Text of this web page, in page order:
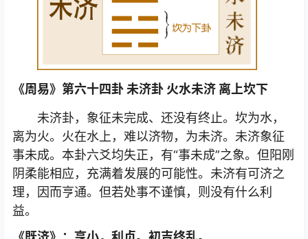
《周易》第六十四卦 未济卦 火水未济 离上坎下
未济卦，象征未完成、还没有终止。坎为水，
离为火。火在水上，难以济物，为未济。未济象征
事未成。本卦六爻均失正，有“事未成”之象。但阳刚
阴柔能相应，充满着发展的可能性。未济有可济之
理，因而亨通。但若处事不谨慎，则没有什么利
益。